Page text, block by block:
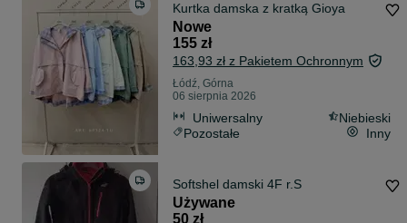
Kurtka damska z kratką Gioya
Nowe
155 zł
163,93 zł z Pakietem Ochronnym
Łódź, Górna
06 sierpnia 2026
Uniwersalny
Niebieski
Pozostałe
Inny
Softshel damski 4F r.S
Używane
50 zł